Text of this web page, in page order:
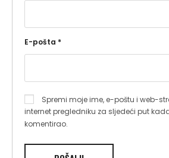
E-pošta *
Spremi moje ime, e-poštu i web-
internet pregledniku za sljedeći put
komentirao.